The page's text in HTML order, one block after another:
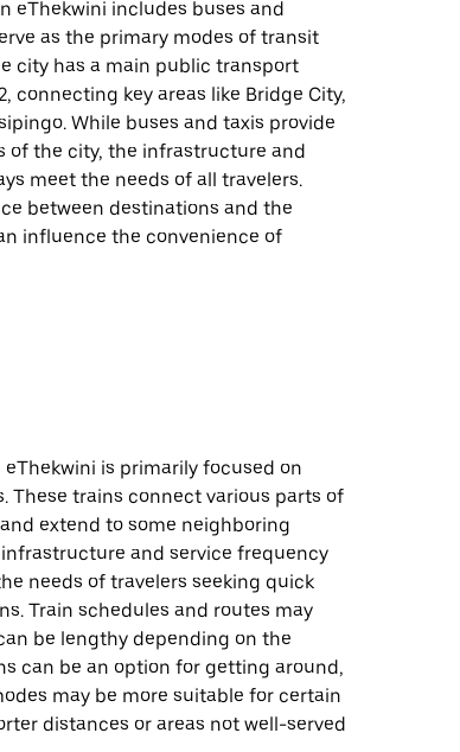
eThekwini includes buses and
as the primary modes of transit
city has a main public transport
connecting key areas like Bridge City,
While buses and taxis provide
of the city, the infrastructure and
meet the needs of all travelers.
between destinations and the
influence the convenience of
is primarily focused on
These trains connect various parts of
extend to some neighboring
and service frequency
needs of travelers seeking quick
Train schedules and routes may
be lengthy depending on the
can be an option for getting around,
may be more suitable for certain
distances or areas not well-served